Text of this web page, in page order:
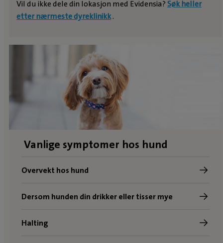
Vil du ikke dele din lokasjon med Evidensia?Søk heller
etter nærmeste dyreklinikk.
Vanlige symptomer hos hund
Overvekt hos hund
Dersom hunden din drikker eller tisser mye
Halting